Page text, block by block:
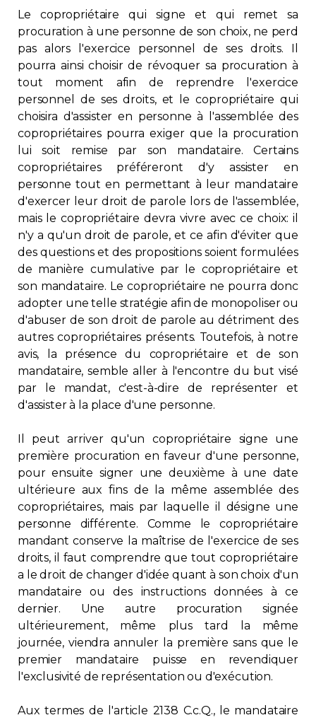
Le copropriétaire qui signe et qui remet sa
procuration à une personne de son choix, ne perd
pas alors l'exercice personnel de ses droits. Il
pourra ainsi choisir de révoquer sa procuration à
tout moment afin de reprendre l'exercice
personnel de ses droits, et le copropriétaire qui
choisira d'assister en personne à l'assemblée des
copropriétaires pourra exiger que la procuration
lui soit remise par son mandataire. Certains
copropriétaires préféreront d'y assister en
personne tout en permettant à leur mandataire
d'exercer leur droit de parole lors de l'assemblée,
mais le copropriétaire devra vivre avec ce choix: il
n'y a qu'un droit de parole, et ce afin d'éviter que
des questions et des propositions soient formulées
de manière cumulative par le copropriétaire et
son mandataire. Le copropriétaire ne pourra donc
adopter une telle stratégie afin de monopoliser ou
d'abuser de son droit de parole au détriment des
autres copropriétaires présents. Toutefois, à notre
avis, la présence du copropriétaire et de son
mandataire, semble aller à l'encontre du but visé
par le mandat, c'est-à-dire de représenter et
d'assister à la place d'une personne.
Il peut arriver qu'un copropriétaire signe une
première procuration en faveur d'une personne,
pour ensuite signer une deuxième à une date
ultérieure aux fins de la même assemblée des
copropriétaires, mais par laquelle il désigne une
personne différente. Comme le copropriétaire
mandant conserve la maîtrise de l'exercice de ses
droits, il faut comprendre que tout copropriétaire
a le droit de changer d'idée quant à son choix d'un
mandataire ou des instructions données à ce
dernier. Une autre procuration signée
ultérieurement, même plus tard la même
journée, viendra annuler la première sans que le
premier mandataire puisse en revendiquer
l'exclusivité de représentation ou d'exécution.
Aux termes de l'article 2138 C.c.Q., le mandataire